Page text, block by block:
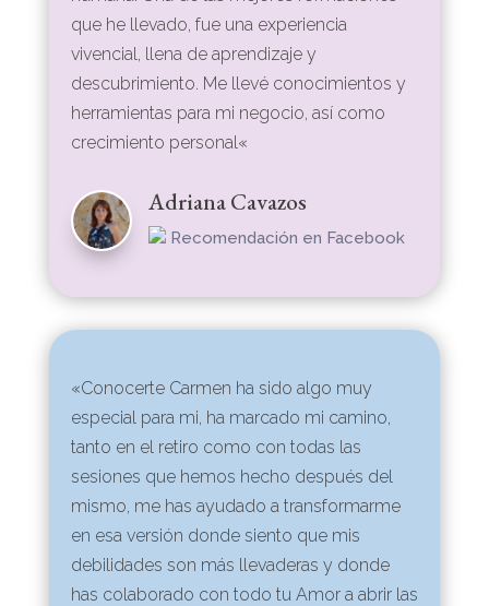
que he llevado, fue una experiencia
vivencial, llena de aprendizaje y
descubrimiento. Me llevé conocimientos y
herramientas para mi negocio, así como
crecimiento personal«
Adriana Cavazos
Recomendación en Facebook
«Conocerte Carmen ha sido algo muy
especial para mi, ha marcado mi camino,
tanto en el retiro como con todas las
sesiones que hemos hecho después del
mismo, me has ayudado a transformarme
en esa versión donde siento que mis
debilidades son más llevaderas y donde
has colaborado con todo tu Amor a abrir las